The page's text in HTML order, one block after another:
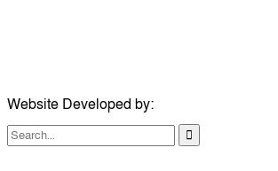
Website Developed by: